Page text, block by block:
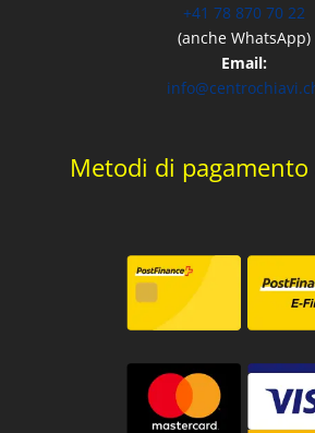
+41 78 870 70 22
(anche WhatsApp)
Email:
Metodi di